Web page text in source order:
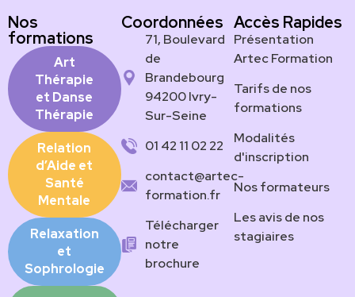
Nos
formations
Art
Thérapie
et Danse
Thérapie
Relation
d’Aide et
Santé
Mentale
Relaxation
et
Sophrologie
Coordonnées
71, Boulevard
de
Brandebourg
94200 Ivry-
Sur-Seine
01 42 11 02 22
contact@artec-
formation.fr
Télécharger
notre
brochure
Accès Rapides
Présentation
Artec Formation
Tarifs de nos
formations
Modalités
d'inscription
Nos formateurs
Les avis de nos
stagiaires